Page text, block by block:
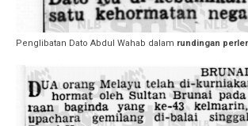
Penglibatan Dato Abdul Wahab dalam rundingan